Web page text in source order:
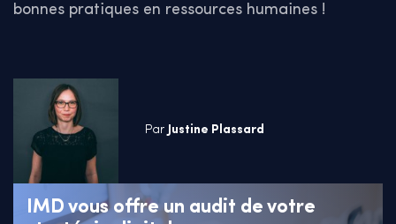
Par Justine Plassard
bonnes pratiques en ressources humaines !
IMD vous offre un audit de votre